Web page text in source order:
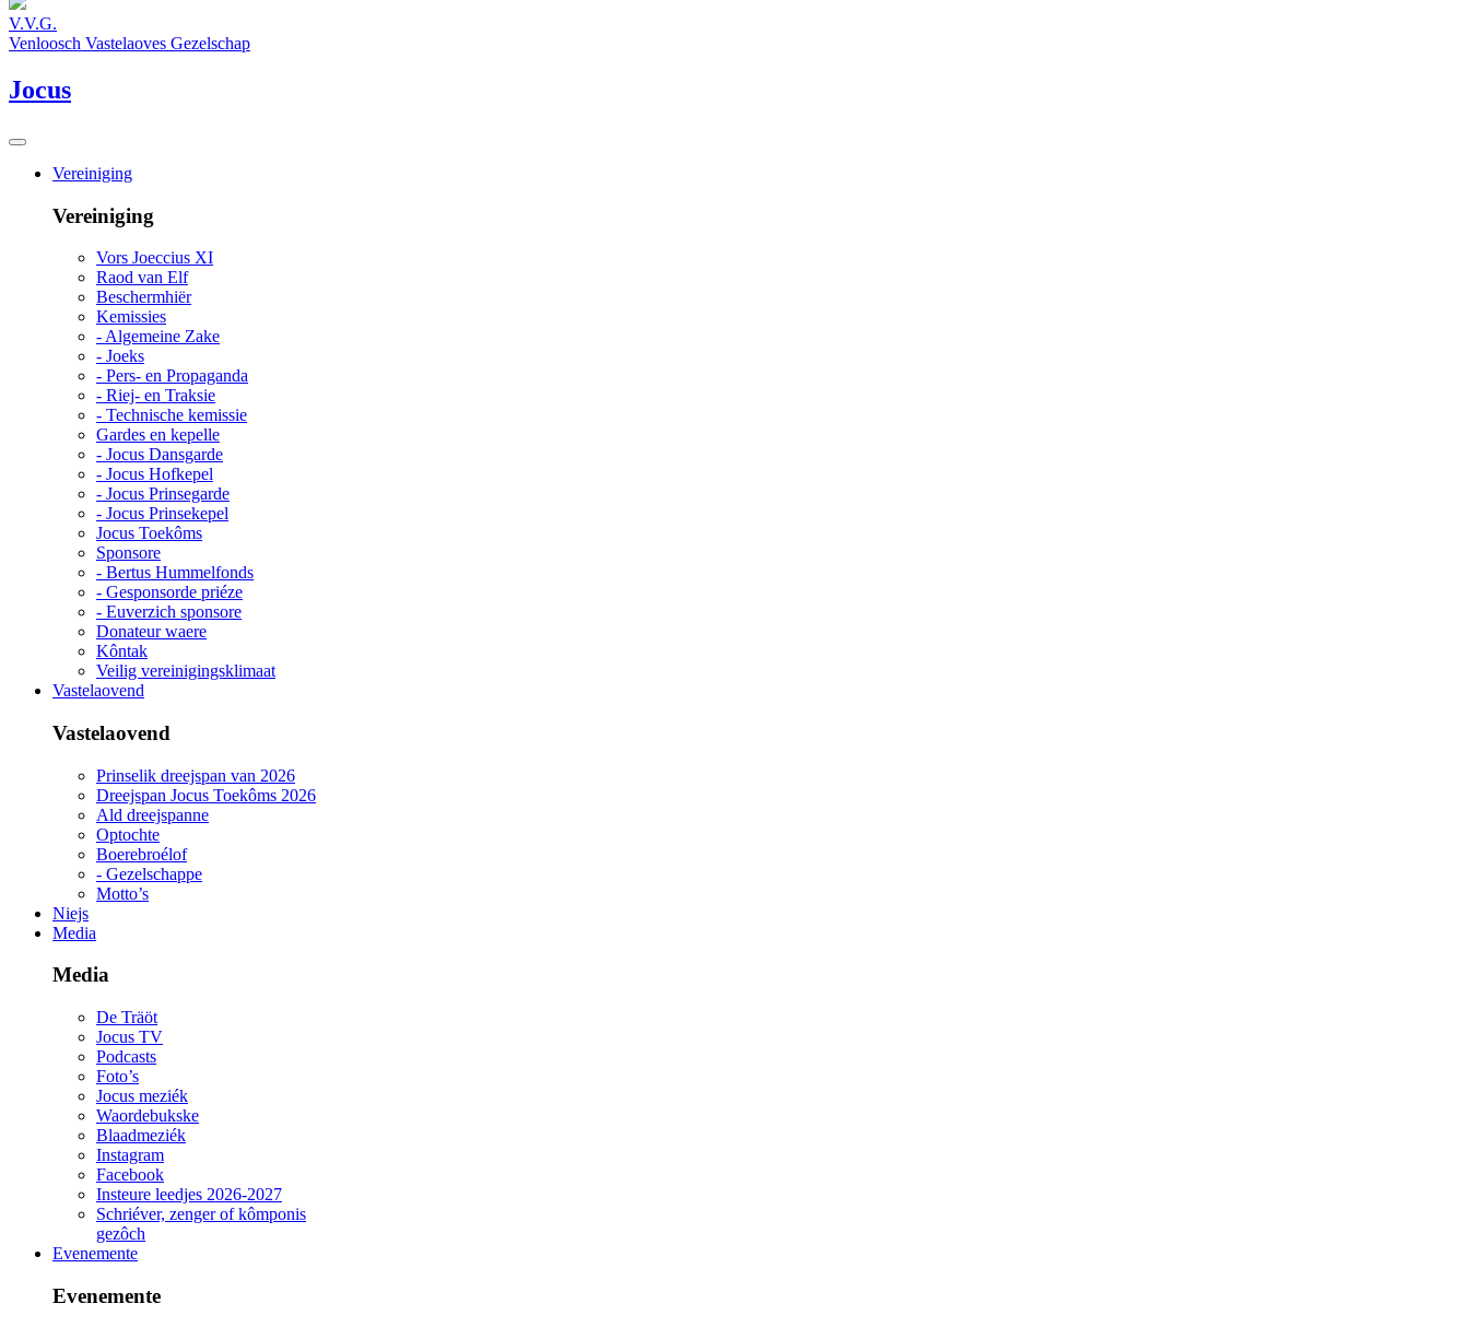
V.V.G.
Venloosch Vastelaoves Gezelschap
Jocus
Vereiniging
Vereiniging
Vors Joeccius XI
Raod van Elf
Beschermhiër
Kemissies
- Algemeine Zake
- Joeks
- Pers- en Propaganda
- Riej- en Traksie
- Technische kemissie
Gardes en kepelle
- Jocus Dansgarde
- Jocus Hofkepel
- Jocus Prinsegarde
- Jocus Prinsekepel
Jocus Toekôms
Sponsore
- Bertus Hummelfonds
- Gesponsorde priéze
- Euverzich sponsore
Donateur waere
Kôntak
Veilig vereinigingsklimaat
Vastelaovend
Vastelaovend
Prinselik dreejspan van 2026
Dreejspan Jocus Toekôms 2026
Ald dreejspanne
Optochte
Boerebroélof
- Gezelschappe
Motto’s
Niejs
Media
Media
De Träöt
Jocus TV
Podcasts
Foto’s
Jocus meziék
Waordebukske
Blaadmeziék
Instagram
Facebook
Insteure leedjes 2026-2027
Schriéver, zenger of kômponis
gezôch
Evenemente
Evenemente